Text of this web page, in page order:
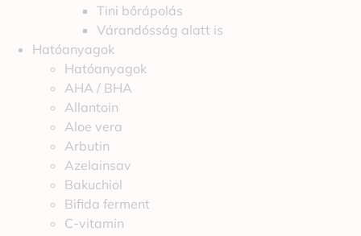
Tini bőrápolás
Várandósság alatt is
Hatóanyagok
Hatóanyagok
AHA / BHA
Allantoin
Aloe vera
Arbutin
Azelainsav
Bakuchiol
Bifida ferment
C-vitamin